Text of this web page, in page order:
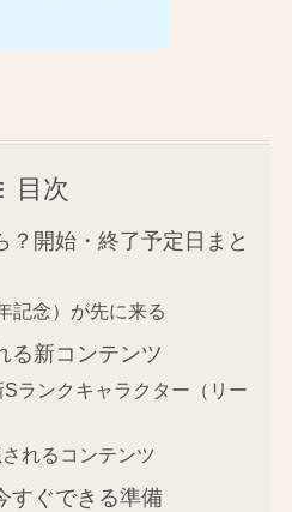
目次
？開始・終了予定日まと
記念）が先に来る
る新コンテンツ
ランクキャラクター（リー
れるコンテンツ
すぐできる準備